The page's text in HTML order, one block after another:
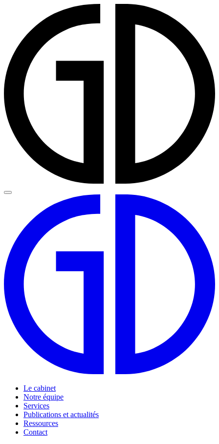
Le cabinet
Notre équipe
Services
Publications et actualités
Ressources
Contact